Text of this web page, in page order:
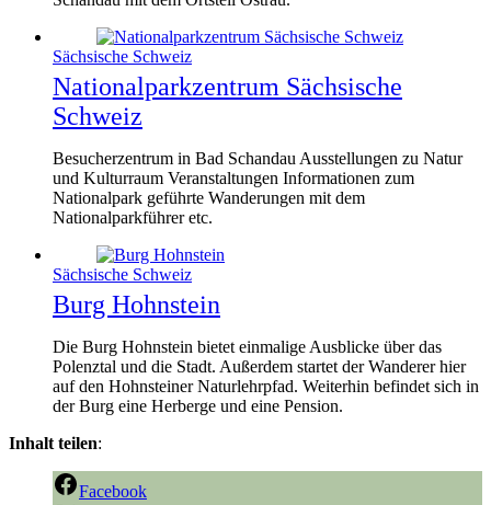
Sächsische Schweiz
Nationalparkzentrum Sächsische
Schweiz
Besucherzentrum in Bad Schandau Ausstellungen zu Natur
und Kulturraum Veranstaltungen Informationen zum
Nationalpark geführte Wanderungen mit dem
Nationalparkführer etc.
Sächsische Schweiz
Burg Hohnstein
Die Burg Hohnstein bietet einmalige Ausblicke über das
Polenztal und die Stadt. Außerdem startet der Wanderer hier
auf den Hohnsteiner Naturlehrpfad. Weiterhin befindet sich in
der Burg eine Herberge und eine Pension.
Inhalt teilen:
Facebook